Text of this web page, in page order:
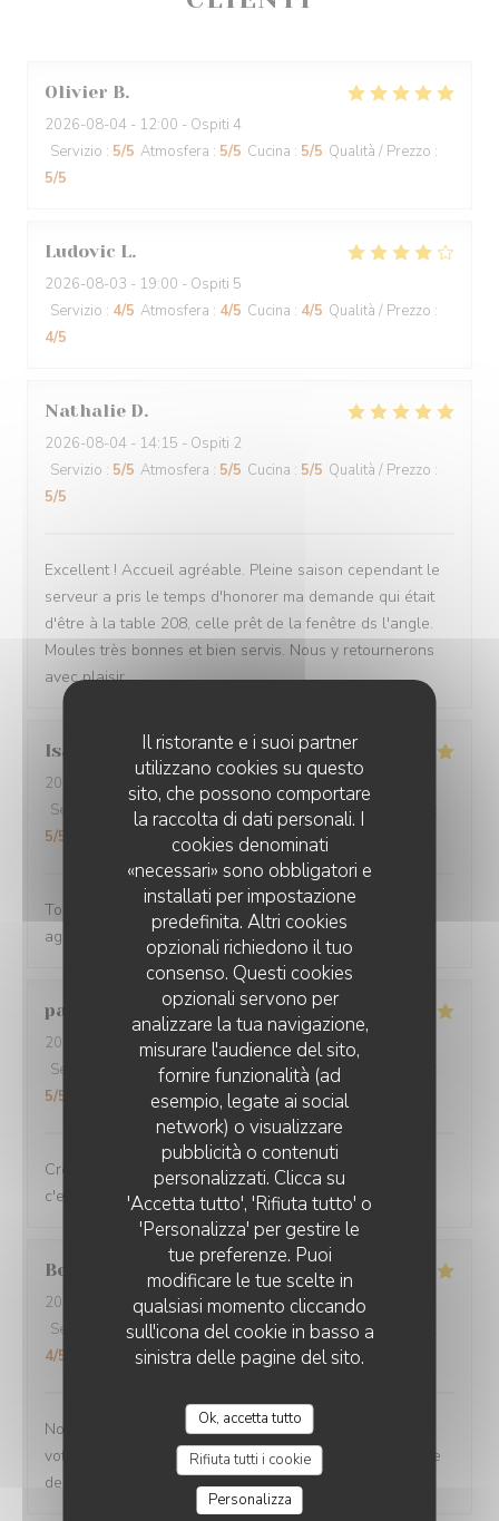
Il ristorante e i suoi partner
utilizzano cookies su questo
sito, che possono comportare
la raccolta di dati personali. I
cookies denominati
«necessari» sono obbligatori e
installati per impostazione
predefinita. Altri cookies
opzionali richiedono il tuo
consenso. Questi cookies
opzionali servono per
analizzare la tua navigazione,
misurare l'audience del sito,
fornire funzionalità (ad
esempio, legate ai social
network) o visualizzare
pubblicità o contenuti
personalizzati. Clicca su
'Accetta tutto', 'Rifiuta tutto' o
'Personalizza' per gestire le
tue preferenze. Puoi
modificare le tue scelte in
qualsiasi momento cliccando
sull'icona del cookie in basso a
sinistra delle pagine del sito.
Ok, accetta tutto
Rifiuta tutti i cookie
Personalizza
Olivier B
2026-08-04 - 12:00 - Ospiti 4
Servizio : 5/5 Atmosfera : 5/5 Cucina : 5/5 Qualità / Prezzo :
5/5
Ludovic L
2026-08-03 - 19:00 - Ospiti 5
Servizio : 4/5 Atmosfera : 4/5 Cucina : 4/5 Qualità / Prezzo :
4/5
Nathalie D
2026-08-04 - 14:15 - Ospiti 2
Servizio : 5/5 Atmosfera : 5/5 Cucina : 5/5 Qualità / Prezzo :
5/5
Excellent ! Accueil agréable. Pleine saison cependant le
serveur a pris le temps d'honorer ma demande qui était
d'être à la table 208, celle prêt de la fenêtre ds l'angle.
Moules très bonnes et bien servis. Nous y retournerons
avec plaisir.
Isabelle
2026-08-05
- 12:00 - Ospiti 3
Servizio
Atmosfera /5 Cucina 5 /5 Qualità / Prezzo
5/5
Toujours aussi bon, et service extra. Ils sont tous hyper
agréables
pascal
2026-08-03
- 12:00 - Ospiti 4
Servizio
Atmosfera :5 /5 Cucina:5 /5 Qualità / Prezzo
5/5
Crevettes chorizo....un régal servient avec le sourire...
c'est super !
Bernadette
2026-08-05
- 12:00 - Ospiti 3
Servizio
/5 Atmosfera: 5 /5 Cucina :5 /5 Qualità / Prezzo
4/5
Nous avons été ravi toutes les 3 de notre venue dans
votre restaurant Aussi bien du service du personnel que
de la qualité du repas